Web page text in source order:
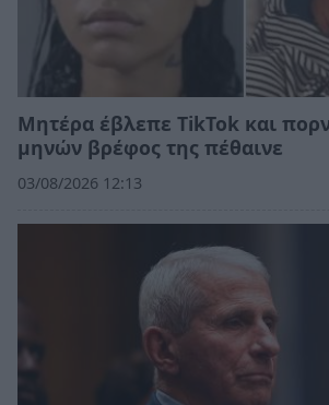
Μητέρα έβλεπε TikTok και
μηνών βρέφος της πέθαινε
03/08/2026 12:13